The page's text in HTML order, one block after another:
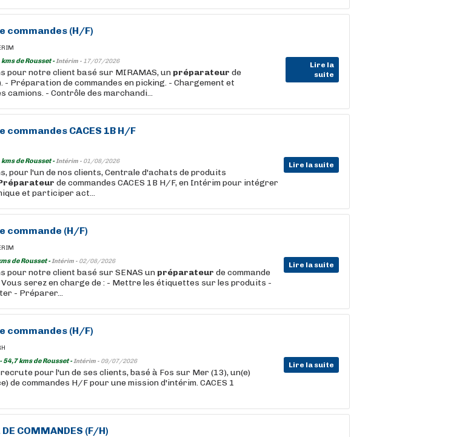
commandes (H/F)
de Rousset -Intérim - 17/07/2026
Lire la
suite
pour notre client basé sur MIRAMAS, un préparateur de
- Préparation de commandes en picking. - Chargement et
camions. - Contrôle des marchandi...
commandes CACES 1B H/F
de Rousset -Intérim - 01/08/2026 Lire la suite
pour l'un de nos clients, Centrale d'achats de produits
de commandes CACES 1B H/F, en Intérim pour intégrer
et participer act...
commande (H/F)
de Rousset -Intérim - 02/08/2026 Lire la suite
pour notre client basé sur SENAS un préparateur de commande
Vous serez en charge de : - Mettre les étiquettes sur les produits -
- Préparer...
commandes (H/F)
kms de Rousset -Intérim - 09/07/2026 Lire la suite
pour l'un de ses clients, basé à Fos sur Mer (13), un(e)
de commandes H/F pour une mission d'intérim. CACES 1
DE COMMANDES (F/H)